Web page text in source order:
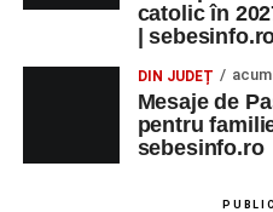
catolic în
|
DIN JUDEȚ
Mesaje de
pentru
sebesinfo.ro